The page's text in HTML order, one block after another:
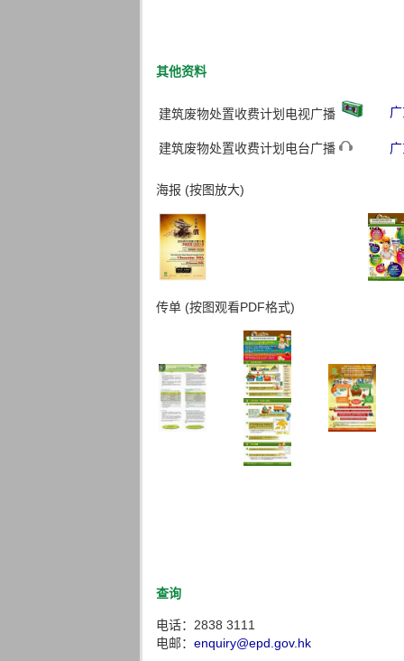
其他资料
建筑废物处置收费计划电视广播
建筑废物处置收费计划电台广播
海报 (按图放大)
传单 (按图观看PDF格式)
查询
电话：2838 3111
电邮： enquiry@epd.gov.hk